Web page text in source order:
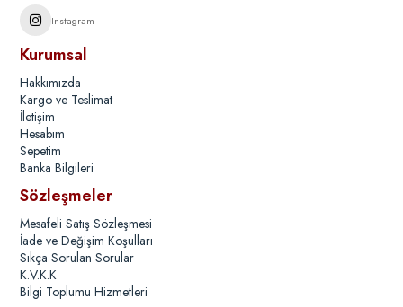
Instagram
Kurumsal
Hakkımızda
Kargo ve Teslimat
İletişim
Hesabım
Sepetim
Banka Bilgileri
Sözleşmeler
Mesafeli Satış Sözleşmesi
İade ve Değişim Koşulları
Sıkça Sorulan Sorular
K.V.K.K
Bilgi Toplumu Hizmetleri